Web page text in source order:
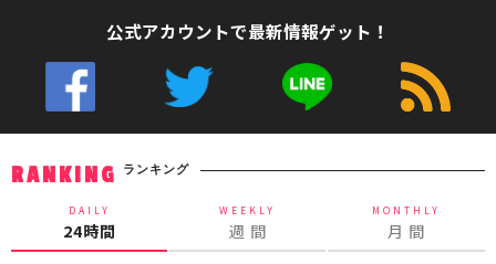
公式アカウントで最新情報ゲット！
RANKING ランキング
DAILY
24時間
WEEKLY
週 間
MONTHLY
月 間